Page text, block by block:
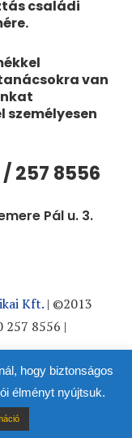
családi
van
257 8556
Pál u. 3.
Kft. | ©2013
257 8556 |
hogy biztonságos
élményt nyújtsuk.